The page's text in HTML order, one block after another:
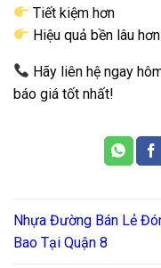
Tiết kiệm hơn
Hiệu quả bền lâu hơn
Hãy liên hệ ngay
báo giá tốt nhất!
Nhựa Đường Bán Lẻ
Bao Tại Quận 8